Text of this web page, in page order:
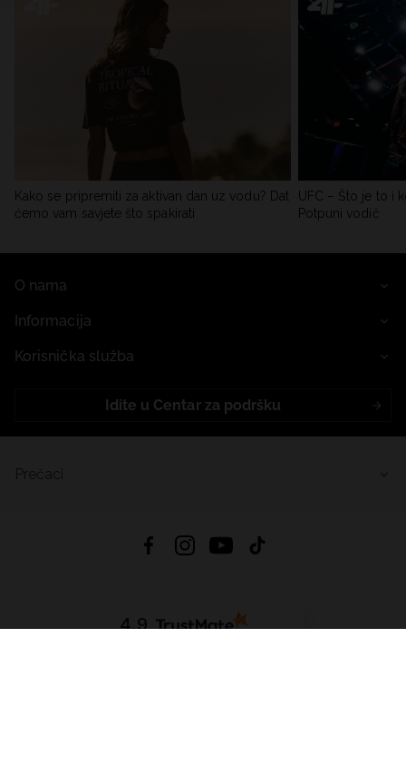
Kako se pripremiti za aktivan dan uz vodu? Dat
ćemo vam savjete što spakirati
UFC – Što je to i
Potpuni vodič
O nama
Informacija
Korisnička služba
Idite u Centar za podršku
4.9